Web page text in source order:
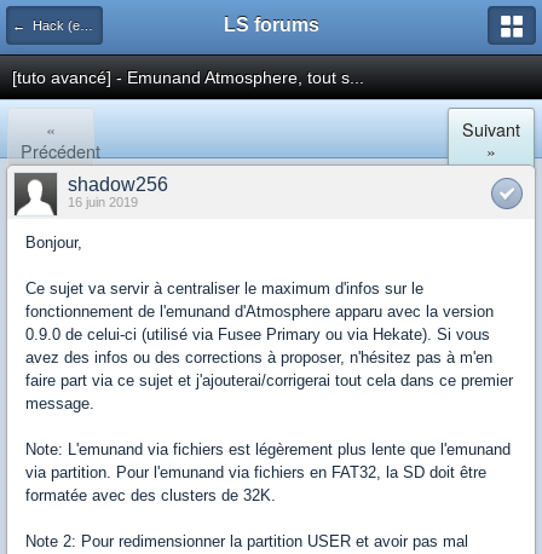
← Hack (exploits, homebrews...) LS forums
[tuto avancé] - Emunand Atmosphere, tout s...
«
Précédent
Suivant
»
shadow256
16 juin 2019
Bonjour,
Ce sujet va servir à centraliser le maximum d'infos sur le
fonctionnement de l'emunand d'Atmosphere apparu avec la version
0.9.0 de celui-ci (utilisé via Fusee Primary ou via Hekate). Si vous
avez des infos ou des corrections à proposer, n'hésitez pas à m'en
faire part via ce sujet et j'ajouterai/corrigerai tout cela dans ce premier
message.
Note: L'emunand via fichiers est légèrement plus lente que l'emunand
via partition. Pour l'emunand via fichiers en FAT32, la SD doit être
formatée avec des clusters de 32K.
Note 2: Pour redimensionner la partition USER et avoir pas mal